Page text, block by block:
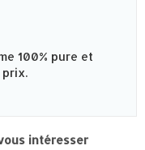
100% pure et
intéresser